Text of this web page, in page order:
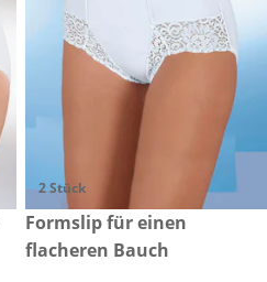
2 Stück
€ 27,99
Formslip für einen
flacheren Bauch